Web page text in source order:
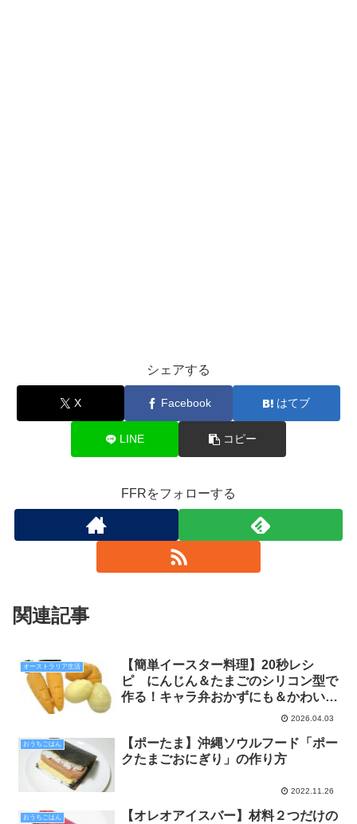
シェアする
X Facebook はてブ
LINE コピー
FFRをフォローする
関連記事
オーストラリア生活
【簡単イースター料理】20秒レシ
ピ にんじん＆たまごのシリコン型で
作る！キャラ弁おかずにも＆かわいい
2026.04.03
おうちごはん
【ポーたま】沖縄ソウルフード「ポー
クたまごおにぎり」の作り方
2022.11.26
おうちごはん
【オレオアイスバー】材料２つだけの